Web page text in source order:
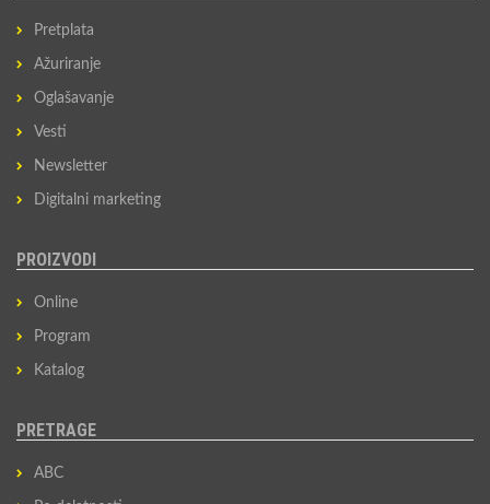
Pretplata
Ažuriranje
Oglašavanje
Vesti
Newsletter
Digitalni marketing
PROIZVODI
Online
Program
Katalog
PRETRAGE
ABC